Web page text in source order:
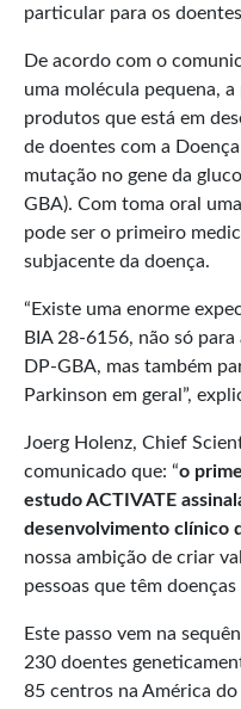
particular para os
De acordo com o
uma molécula pequena,
produtos que está em
de doentes com a
mutação no gene da
GBA). Com toma oral
pode ser o primeiro
subjacente da doença.
“Existe uma enorme
BIA 28-6156, não só
DP-GBA, mas também
Parkinson em geral”,
Joerg Holenz, Chief
comunicado que: “o
estudo ACTIVATE
desenvolvimento clínico
nossa ambição de criar
pessoas que têm
Este passo vem na
230 doentes
85 centros na América